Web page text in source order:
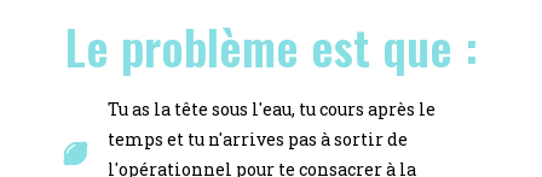
Le problème est que :
Tu as la tête sous l'eau, tu cours après le
temps et tu n'arrives pas à sortir de
l'opérationnel pour te consacrer à la